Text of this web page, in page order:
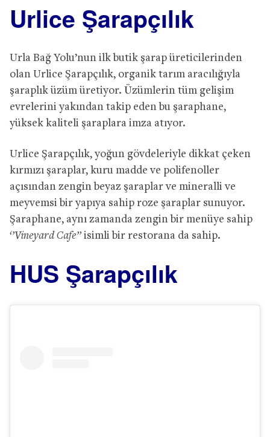
Urlice Şarapçılık
Urla Bağ Yolu’nun ilk butik şarap üreticilerinden
olan Urlice Şarapçılık, organik tarım aracılığıyla
şaraplık üzüm üretiyor. Üzümlerin tüm gelişim
evrelerini yakından takip eden bu şaraphane,
yüksek kaliteli şaraplara imza atıyor.
Urlice Şarapçılık, yoğun gövdeleriyle dikkat çeken
kırmızı şaraplar, kuru madde ve polifenoller
açısından zengin beyaz şaraplar ve mineralli ve
meyvemsi bir yapıya sahip roze şaraplar sunuyor.
Şaraphane, aynı zamanda zengin bir menüye sahip
‘’Vineyard Cafe’’ isimli bir restorana da sahip.
HUS Şarapçılık